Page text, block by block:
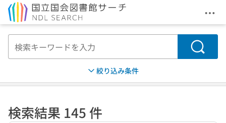
メ
検索
絞り込み条件
検索結果 145 件